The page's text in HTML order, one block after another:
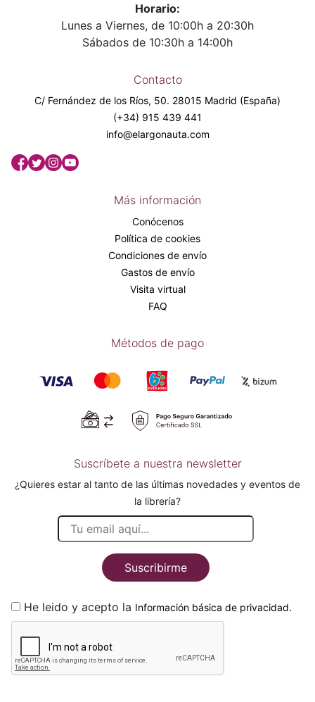
Horario:
Lunes a Viernes, de 10:00h a 20:30h
Sábados de 10:30h a 14:00h
Contacto
C/ Fernández de los Ríos, 50. 28015 Madrid (España)
(+34) 915 439 441
info@elargonauta.com
Más información
Conócenos
Política de cookies
Condiciones de envío
Gastos de envío
Visita virtual
FAQ
Métodos de pago
Suscríbete a nuestra newsletter
¿Quieres estar al tanto de las últimas novedades y eventos de
la librería?
Suscribirme
He leido y acepto la Información básica de privacidad.